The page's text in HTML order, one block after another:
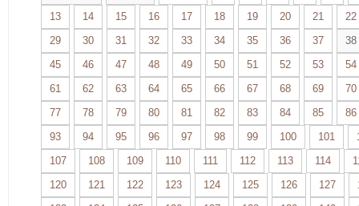
13
14 15 16 17 18 19 20 21
22
29
30 31 32 33 34 35 36 37
38
45
46 47 48 49 50 51 52 53
54
61
62 63 64 65 66 67 68 69
70
77
78 79 80 81 82 83 84 85
86
93
94 95 96 97 98 99 100 101
107
108 109 110 111 112 113 114
120
121 122 123 124 125 126 127